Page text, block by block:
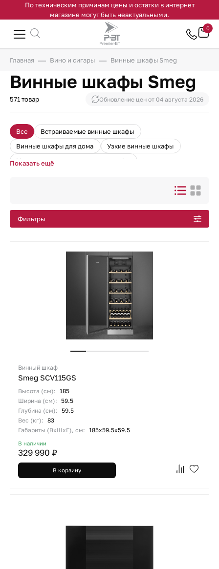
По техническим причинам цены и остатки в интернет
магазине могут быть неактуальными.
0
Главная Вино и сигары Винные шкафы Smeg
Винные шкафы Smeg
571 товар Обновление цен от 04 августа 2026
Все
Встраиваемые винные шкафы
Винные шкафы для дома
Узкие винные шкафы
Монотемпературные винные шкафы
Маленькие винные шкафы
Показать ещё
Винный шкаф
Smeg SCV115GS
Высота (см): 185
Ширина (см): 59.5
Глубина (см): 59.5
Вес (кг): 83
Габариты (ВхШхГ), см: 185х59.5х59.5
В наличии
329 990 ₽
В корзину
Фильтры